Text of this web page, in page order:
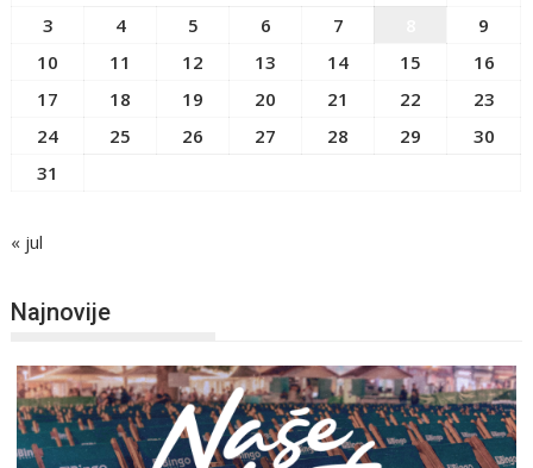
3
4 5 6 7
9
10
11 12 13 14 15
16
17
18 19 20 21 22
23
24
25 26 27 28 29
30
31
« jul
Najnovije